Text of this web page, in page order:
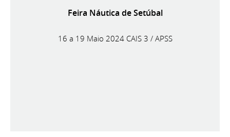
Feira Náutica de Setúbal
16 a 19 Maio 2024 CAIS 3 / APSS